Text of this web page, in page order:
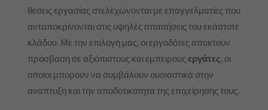
θέσεις εργασίας στελεχώνονται με επαγγελματίες που
ανταποκρίνονται στις υψηλές απαιτήσεις του εκάστοτε
κλάδου. Με την επιλογή μας, οι εργοδότες αποκτούν
πρόσβαση σε αξιόπιστους και έμπειρους εργάτες, οι
οποίοι μπορούν να συμβάλουν ουσιαστικά στην
ανάπτυξη και την αποδοτικότητα της επιχείρησής τους.